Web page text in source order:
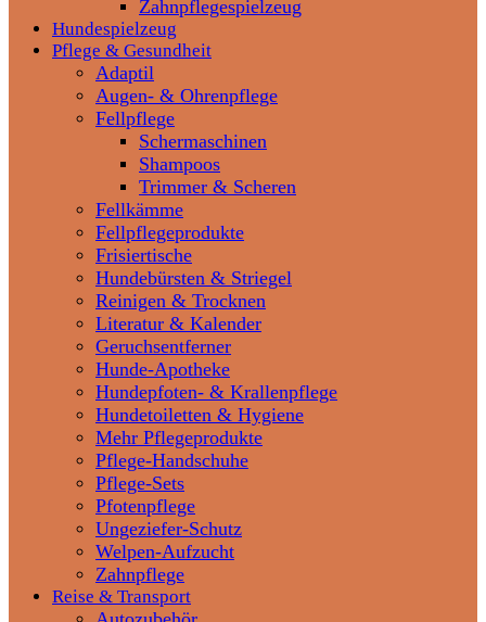
Zahnpflegespielzeug
Hundespielzeug
Pflege & Gesundheit
Adaptil
Augen- & Ohrenpflege
Fellpflege
Schermaschinen
Shampoos
Trimmer & Scheren
Fellkämme
Fellpflegeprodukte
Frisiertische
Hundebürsten & Striegel
Reinigen & Trocknen
Literatur & Kalender
Geruchsentferner
Hunde-Apotheke
Hundepfoten- & Krallenpflege
Hundetoiletten & Hygiene
Mehr Pflegeprodukte
Pflege-Handschuhe
Pflege-Sets
Pfotenpflege
Ungeziefer-Schutz
Welpen-Aufzucht
Zahnpflege
Reise & Transport